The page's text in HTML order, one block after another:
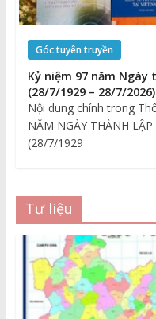
Góc tuyên truyền
Kỷ niệm 97 năm Ngày
(28/7/1929 – 28/7/2026)
Nội dung chính trong
NĂM NGÀY THÀNH
(28/7/1929
Tư liệu